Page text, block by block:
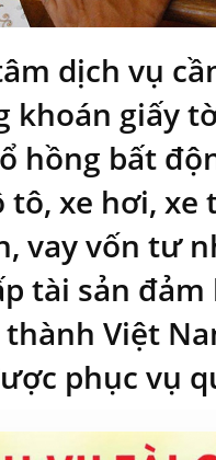
dịch vụ
khoán giấy
hồng bất
tô, xe hơi, xe
vay vốn tư
tài sản đảm
Việt
phục vụ